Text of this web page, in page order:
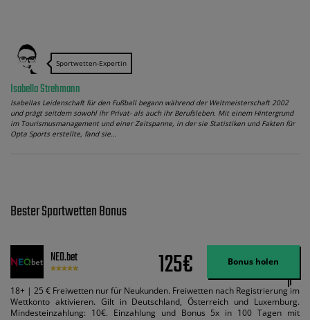
Sportwetten-Expertin
Isabella Strehmann
Isabellas Leidenschaft für den Fußball begann während der Weltmeisterschaft 2002
und prägt seitdem sowohl ihr Privat- als auch ihr Berufsleben. Mit einem Hintergrund
im Tourismusmanagement und einer Zeitspanne, in der sie Statistiken und Fakten für
Opta Sports erstellte, fand sie…
Bester Sportwetten Bonus
NEO.bet 125€ Bonus holen
18+ | 25 € Freiwetten nur für Neukunden. Freiwetten nach Registrierung im
Wettkonto aktivieren. Gilt in Deutschland, Österreich und Luxemburg.
Mindesteinzahlung: 10€. Einzahlung und Bonus 5x in 100 Tagen mit